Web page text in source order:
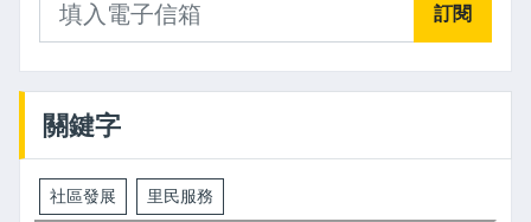
訂閱
關鍵字
社區發展 里民服務